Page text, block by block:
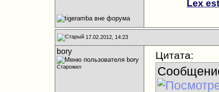
Lex
17.02.2012, 14:23
bory
Старожил
Цитата: